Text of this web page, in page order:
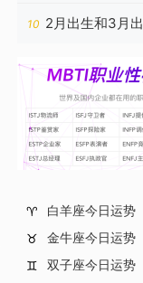
稳筑高台，心
10 2月出生和3月
♈ 白羊座今日运势
♉
金牛座今日运势
♊
双子座今日运势